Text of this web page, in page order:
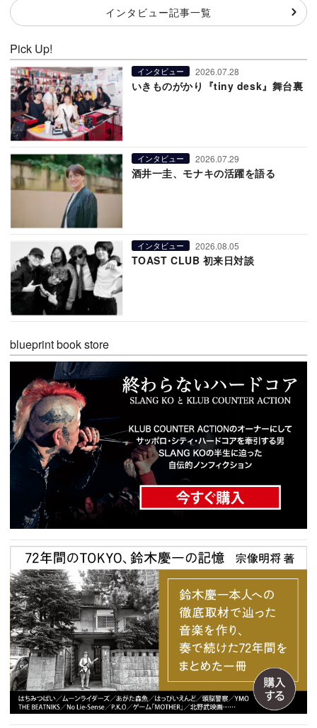
インタビュー記事一覧
Pick Up!
インタビュー 2026.07.28
いきものがかり『tiny desk』舞台裏
インタビュー 2026.07.29
酒井一圭、モナキの活躍を語る
インタビュー 2026.08.05
TOAST CLUB 初来日対談
blueprint book store